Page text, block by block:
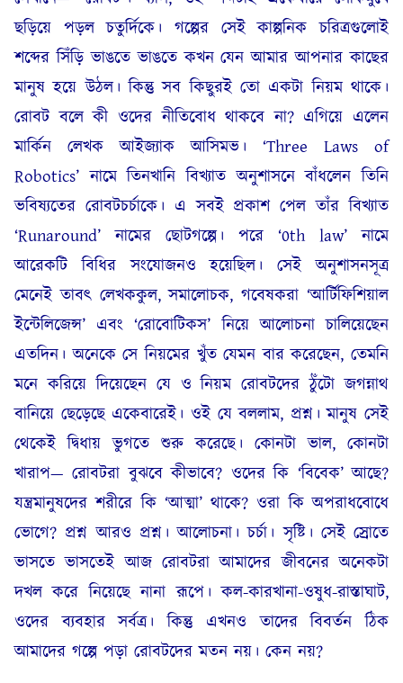
ছড়িয়ে পড়ল চতুর্দিকে। গল্পের সেই কাল্পনিক চরিত্রগুলোই
শব্দের সিঁড়ি ভাঙতে ভাঙতে কখন যেন আমার আপনার কাছের
মানুষ হয়ে উঠল। কিন্তু সব কিছুরই তো একটা নিয়ম থাকে।
রোবট বলে কী ওদের নীতিবোধ থাকবে না? এগিয়ে এলেন
মার্কিন লেখক আইজ্যাক আসিমভ। ‘Three Laws of
Robotics’ নামে তিনখানি বিখ্যাত অনুশাসনে বাঁধলেন তিনি
ভবিষ্যতের রোবটচর্চাকে। এ সবই প্রকাশ পেল তাঁর বিখ্যাত
‘Runaround’ নামের ছোটগল্পে। পরে ‘0th law’ নামে
আরেকটি বিধির সংযোজনও হয়েছিল। সেই অনুশাসনসূত্র
মেনেই তাবৎ লেখককুল, সমালোচক, গবেষকরা ‘আর্টিফিশিয়াল
ইন্টেলিজেন্স’ এবং ‘রোবোটিকস’ নিয়ে আলোচনা চালিয়েছেন
এতদিন। অনেকে সে নিয়মের খুঁত যেমন বার করেছেন, তেমনি
মনে করিয়ে দিয়েছেন যে ও নিয়ম রোবটদের ঠুঁটো জগন্নাথ
বানিয়ে ছেড়েছে একেবারেই। ওই যে বললাম, প্রশ্ন। মানুষ সেই
থেকেই দ্বিধায় ভুগতে শুরু করেছে। কোনটা ভাল, কোনটা
খারাপ— রোবটরা বুঝবে কীভাবে? ওদের কি ‘বিবেক’ আছে?
যন্ত্রমানুষদের শরীরে কি ‘আত্মা’ থাকে? ওরা কি অপরাধবোধে
ভোগে? প্রশ্ন আরও প্রশ্ন। আলোচনা। চর্চা। সৃষ্টি। সেই স্রোতে
ভাসতে ভাসতেই আজ রোবটরা আমাদের জীবনের অনেকটা
দখল করে নিয়েছে নানা রূপে। কল-কারখানা-ওষুধ-রাস্তাঘাট,
ওদের ব্যবহার সর্বত্র। কিন্তু এখনও তাদের বিবর্তন ঠিক
আমাদের গল্পে পড়া রোবটদের মতন নয়। কেন নয়?